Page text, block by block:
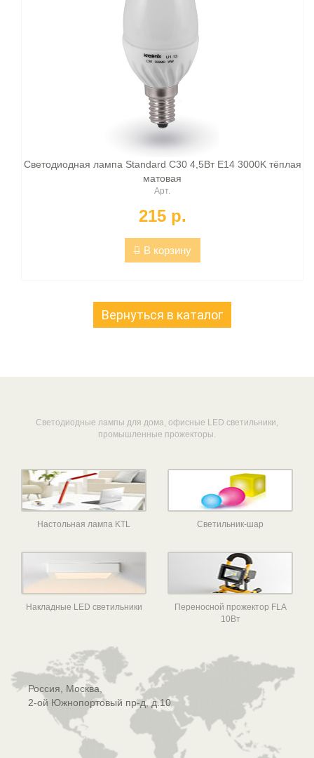
Светодиодная лампа Standard C30 4,5Вт E14 3000K тёплая
матовая
Арт.
215 p.
В корзину
Вернуться в каталог
Светодиодные лампы для дома, офисные LED светильники,
промышленные прожекторы.
Настольная лампа KTL Светильник-шар
Накладные LED светильники
Переносной прожектор FLA
10Вт
Россия, Москва,
2-ой Южнопортовый пр-д, д.10